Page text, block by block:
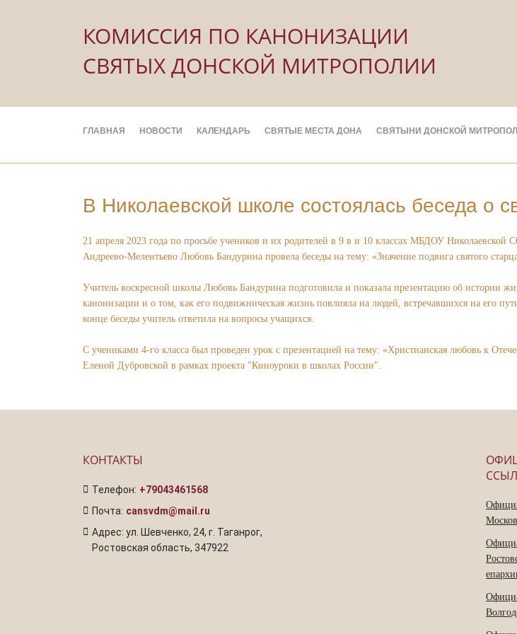
КОМИССИЯ ПО КАНОНИЗАЦИИ
СВЯТЫХ ДОНСКОЙ МИТРОПОЛИИ
ГЛАВНАЯ НОВОСТИ КАЛЕНДАРЬ СВЯТЫЕ МЕСТА ДОНА СВЯТЫНИ ДОНСКОЙ
В Николаевской школе состоялась беседа о
21 апреля 2023 года по просьбе учеников и их родителей в 9 в и 10 классах МБДОУ
Андреево-Мелентьево Любовь Бандурина провела беседы на тему: «Значение подвига святого
Учитель воскресной школы Любовь Бандурина подготовила и показала презентацию об истории
канонизации и о том, как его подвижническая жизнь повлияла на людей, встречавшихся на его
конце беседы учитель ответила на вопросы учащихся.
С учениками 4-го класса был проведен урок с презентацией на тему: «Христианская любовь к
Еленой Дубровской в рамках проекта "Киноуроки в школах России".
КОНТАКТЫ
Телефон: +79043461568
Почта: cansvdm@mail.ru
Адрес: ул. Шевченко, 24, г. Таганрог,
Ростовская область, 347922